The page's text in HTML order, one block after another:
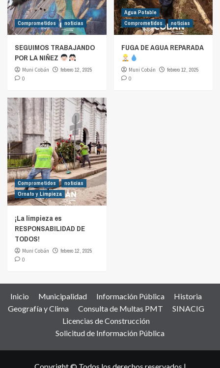
Comprometidos noticias
SEGUIMOS TRABAJANDO
POR LA NIÑEZ
Muni Cobán
febrero 12, 2025
0
Agua Potable
Comprometidos
noticias
FUGA DE AGUA REPARADA
Muni Cobán
febrero 12, 2025
0
Comprometidos
noticias
Ornato y Limpieza
¡La limpieza es
RESPONSABILIDAD DE
TODOS!
Muni Cobán
febrero 12, 2025
0
Inicio Municipalidad Información Pública
Historia
Geografía y Clima
Consulta de Multas PMT
SINACIG
Licencias de Construcción
Solicitud de Información Pública